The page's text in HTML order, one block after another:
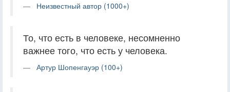
Неизвестный автор (1000+)
То, что есть в человеке, несомненно
важнее того, что есть у человека.
Артур Шопенгауэр (100+)